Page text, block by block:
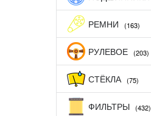
РЕМНИ (163)
РУЛЕВОЕ (203)
СТЁКЛА (75)
ФИЛЬТРЫ (432)